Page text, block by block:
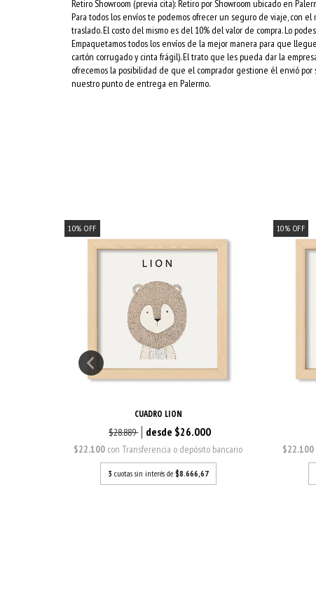
Retiro Showroom (previa cita): Retiro por Showroom ubicado en
Para todos los envíos te podemos ofrecer un seguro de viaje, con
traslado. El costo del mismo es del 10% del valor de compra. Lo
Empaquetamos todos los envíos de la mejor manera para que
cartón corrugado y cinta frágil). El trato que les pueda dar la
ofrecemos la posibilidad de que el comprador gestione él envió
nuestro punto de entrega en Palermo.
10% OFF
CUADRO LION
$28.889 $26.000
$22.100 con Transferencia o depósito bancario
3 cuotas sin interés de $8.666,67
10% OFF
$22.100